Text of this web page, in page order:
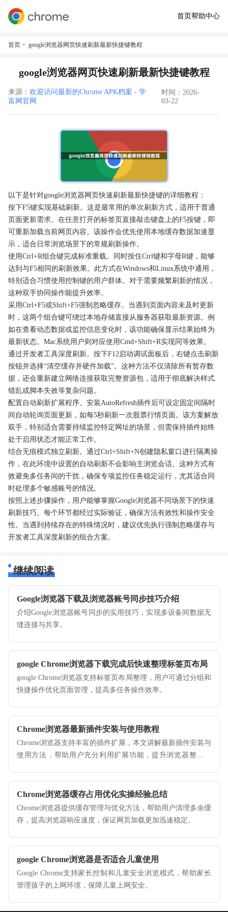
首页帮助中心
首页 > google浏览器网页快速刷新最新快捷键教程
google浏览器网页快速刷新最新快捷键教程
来源： 欢迎访问最新的Chrome APK档案 - 学
富网官网
时间：2026-
03-22
以下是针对google浏览器网页快速刷新最新快捷键的详细教程：
按下F5键实现基础刷新。这是最常用的单次刷新方式，适用于普通
页面更新需求。在任意打开的标签页直接敲击键盘上的F5按键，即
可重新加载当前网页内容。该操作会优先使用本地缓存数据加速显
示，适合日常浏览场景下的常规刷新操作。
使用Ctrl+R组合键完成标准重载。同时按住Ctrl键和字母R键，能够
达到与F5相同的刷新效果。此方式在Windows和Linux系统中通用，
特别适合习惯使用控制键的用户群体。对于需要频繁刷新的情况，
这种双手协同操作能提升效率。
采用Ctrl+F5或Shift+F5强制忽略缓存。当遇到页面内容未及时更新
时，这两个组合键可绕过本地存储直接从服务器获取最新资源。例
如在查看动态数据或监控信息变化时，该功能确保显示结果始终为
最新状态。Mac系统用户则对应使用Cmd+Shift+R实现同等效果。
通过开发者工具深度刷新。按下F12启动调试面板后，右键点击刷新
按钮并选择“清空缓存并硬件加载”。这种方法不仅清除所有暂存数
据，还会重新建立网络连接获取完整资源包，适用于彻底解决样式
错乱或脚本失效等复杂问题。
配置自动刷新扩展程序。安装AutoRefresh插件后可设定固定间隔时
间自动轮询页面更新，如每5秒刷新一次股票行情页面。该方案解放
双手，特别适合需要持续监控特定网址的场景，但需保持插件始终
处于启用状态才能正常工作。
结合无痕模式独立刷新。通过Ctrl+Shift+N创建隐私窗口进行隔离操
作，在此环境中设置的自动刷新不会影响主浏览会话。这种方式有
效避免多任务间的干扰，确保专项监控任务稳定运行，尤其适合同
时处理多个敏感账号的情况。
按照上述步骤操作，用户能够掌握Google浏览器不同场景下的快速
刷新技巧。每个环节都经过实际验证，确保方法有效性和操作安全
性。当遇到持续存在的特殊情况时，建议优先执行强制忽略缓存与
开发者工具深度刷新的组合方案。
继续阅读
Google浏览器下载及浏览器账号同步技巧介绍
介绍Google浏览器账号同步的实用技巧，实现多设备间数据无
缝连接与共享。
google Chrome浏览器下载完成后快速整理标签页布局
google Chrome浏览器支持标签页布局整理，用户可通过分组和
快捷操作优化页面管理，提高多任务操作效率。
Chrome浏览器最新插件安装与使用教程
Chrome浏览器支持丰富的插件扩展，本文讲解最新插件安装与
使用方法，帮助用户充分利用扩展功能，提升浏览器整体性
Chrome浏览器缓存占用优化实操经验总结
Chrome浏览器提供缓存管理与优化方法，帮助用户清理多余缓
存，提高浏览器响应速度，保证网页加载更加迅速稳定。
google Chrome浏览器是否适合儿童使用
Google Chrome支持家长控制和儿童安全浏览模式，帮助家长
管理孩子的上网环境，保障儿童上网安全。